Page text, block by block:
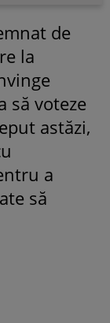
de
la
să voteze
astăzi,
a
să